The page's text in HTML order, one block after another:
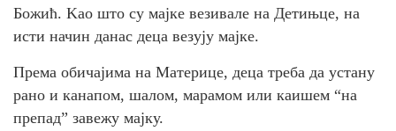
Божић. Kао што су мајке везивале на Детињце, на
исти начин данас деца везују мајке.
Према обичајима на Материце, деца треба да устану
рано и канапом, шалом, марамом или каишем “на
препад” завежу мајку.